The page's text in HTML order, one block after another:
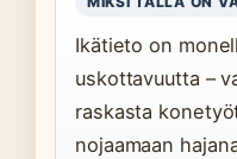
Ikätieto on
uskottavuutta –
raskasta
nojaamaan